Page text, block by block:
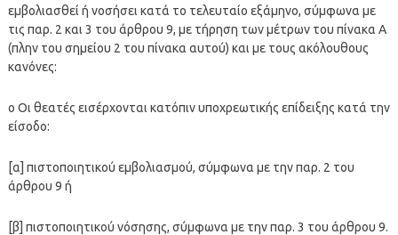
εμβολιασθεί ή νοσήσει κατά το τελευταίο εξάμηνο, σύμφωνα με
τις παρ. 2 και 3 του άρθρου 9, με τήρηση των μέτρων του πίνακα Α
(πλην του σημείου 2 του πίνακα αυτού) και με τους ακόλουθους
κανόνες:
o Οι θεατές εισέρχονται κατόπιν υποχρεωτικής επίδειξης κατά την
είσοδο:
[α] πιστοποιητικού εμβολιασμού, σύμφωνα με την παρ. 2 του
άρθρου 9 ή
[β] πιστοποιητικού νόσησης, σύμφωνα με την παρ. 3 του άρθρου 9.